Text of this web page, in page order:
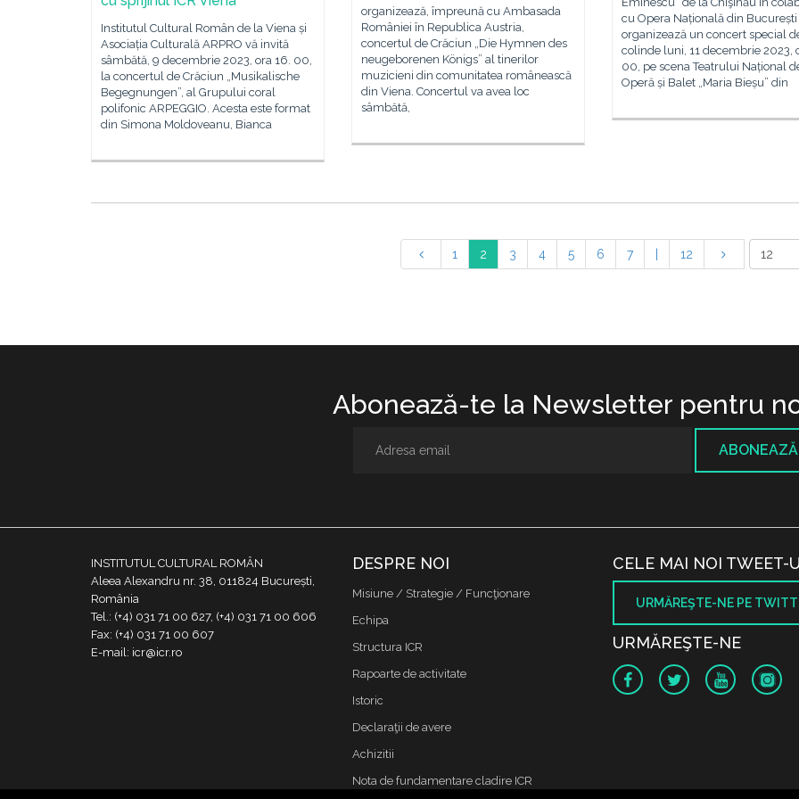
organizează, împreună cu Ambasada
României în Republica Austria,
concertul de Crăciun „Die Hymnen des
neugeborenen Königs” al tinerilor
muzicieni din comunitatea românească
din Viena. Concertul va avea loc
sâmbătă,
cu Opera Națională din București
organizează un concert special
colinde luni, 11 decembrie 2023,
00, pe scena Teatrului Național
Operă și Balet „Maria Bieșu” din
Institutul Cultural Român de la Viena și
Asociația Culturală ARPRO vă invită
sâmbătă, 9 decembrie 2023, ora 16. 00,
la concertul de Crăciun „Musikalische
Begegnungen”, al Grupului coral
polifonic ARPEGGIO. Acesta este format
din Simona Moldoveanu, Bianca
1 2 3 4 5 6 7 12
Abonează-te la Newsletter pentru
INSTITUTUL CULTURAL ROMÂN
Aleea Alexandru nr. 38, 011824 București,
România
Tel.: (+4) 031 71 00 627, (+4) 031 71 00 606
Fax: (+4) 031 71 00 607
E-mail: icr@icr.ro
DESPRE NOI
Misiune / Strategie / Funcţionare
Echipa
Structura ICR
Rapoarte de activitate
Istoric
Declaraţii de avere
Achizitii
Nota de fundamentare cladire ICR
CELE MAI NOI TWEET-
URMĂREŞTE-NE PE
URMĂREŞTE-NE